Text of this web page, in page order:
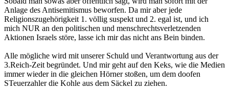
Anlage des Antisemitismus beworfen. Da mir aber jede
Religionszugehörigkeit 1. völlig suspekt und 2. egal ist, und ich
mich NUR an den politischen und menschrechtsverletzenden
Aktionen Israels störe, lasse ich mir das nicht ans Bein binden.
Alle mögliche wird mit unserer Schuld und Verantwortung aus der
3.Reich-Zeit begründet. Und mir geht auf den Keks, wie die Medien
immer wieder in die gleichen Hörner stoßen, um dem doofen
STeuerzahler die Kohle aus dem Säckel zu ziehen.